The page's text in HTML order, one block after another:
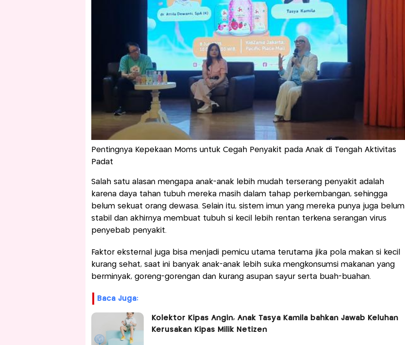
Pentingnya Kepekaan Moms untuk Cegah Penyakit pada Anak di Tengah Aktivitas
Padat
Salah satu alasan mengapa anak-anak lebih mudah terserang penyakit adalah
karena daya tahan tubuh mereka masih dalam tahap perkembangan, sehingga
belum sekuat orang dewasa. Selain itu, sistem imun yang mereka punya juga belum
stabil dan akhirnya membuat tubuh si kecil lebih rentan terkena serangan virus
penyebab penyakit.
Faktor eksternal juga bisa menjadi pemicu utama terutama jika pola makan si kecil
kurang sehat, saat ini banyak anak-anak lebih suka mengkonsumsi makanan yang
berminyak, goreng-gorengan dan kurang asupan sayur serta buah-buahan.
Baca Juga:
Kolektor Kipas Angin, Anak Tasya Kamila bahkan Jawab Keluhan
Kerusakan Kipas Milik Netizen